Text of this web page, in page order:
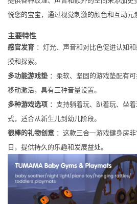
悦您的宝宝，通过视觉刺激的颜色和互动元
主要特性
感官发育 ：灯光、声音和对比色促进认知
摸和探索。
多功能游戏垫 ：柔软、坚固的游戏垫配有
移动激活，具有三种音量设置。
多种游戏选项 ：支持躺着玩、趴着玩、坐
式，适合从新生儿到幼儿阶段。
很棒的礼物创意 ：这款三合一游戏健身房
日，提供持久的乐趣和发展益处。